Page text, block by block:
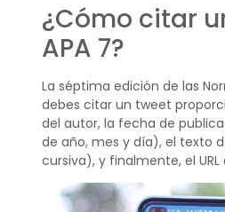
¿Cómo citar
APA 7?
La séptima edición de las
debes citar un tweet
del autor, la fecha de
de año, mes y día), el texto
cursiva), y finalmente, el